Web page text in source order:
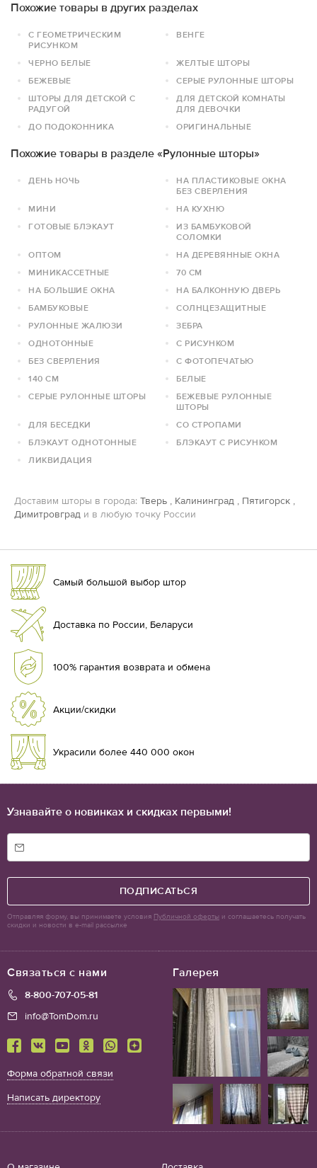
Похожие товары в других разделах
С ГЕОМЕТРИЧЕСКИМ
РИСУНКОМ
ВЕНГЕ
ЧЕРНО БЕЛЫЕ
ЖЕЛТЫЕ ШТОРЫ
БЕЖЕВЫЕ
СЕРЫЕ РУЛОННЫЕ ШТОРЫ
ШТОРЫ ДЛЯ ДЕТСКОЙ С
РАДУГОЙ
ДЛЯ ДЕТСКОЙ КОМНАТЫ
ДЛЯ ДЕВОЧКИ
ДО ПОДОКОННИКА
ОРИГИНАЛЬНЫЕ
Похожие товары в разделе «Рулонные шторы»
ДЕНЬ НОЧЬ
НА ПЛАСТИКОВЫЕ ОКНА
БЕЗ СВЕРЛЕНИЯ
МИНИ
НА КУХНЮ
ГОТОВЫЕ БЛЭКАУТ
ИЗ БАМБУКОВОЙ
СОЛОМКИ
ОПТОМ
НА ДЕРЕВЯННЫЕ ОКНА
МИНИКАССЕТНЫЕ
70 СМ
НА БОЛЬШИЕ ОКНА
НА БАЛКОННУЮ ДВЕРЬ
БАМБУКОВЫЕ
СОЛНЦЕЗАЩИТНЫЕ
РУЛОННЫЕ ЖАЛЮЗИ
ЗЕБРА
ОДНОТОННЫЕ
С РИСУНКОМ
БЕЗ СВЕРЛЕНИЯ
С ФОТОПЕЧАТЬЮ
140 СМ
БЕЛЫЕ
СЕРЫЕ РУЛОННЫЕ ШТОРЫ
БЕЖЕВЫЕ РУЛОННЫЕ
ШТОРЫ
ДЛЯ БЕСЕДКИ
СО СТРОПАМИ
БЛЭКАУТ ОДНОТОННЫЕ
БЛЭКАУТ С РИСУНКОМ
ЛИКВИДАЦИЯ
Доставим шторы в города: Тверь , Калининград , Пятигорск ,
Димитровград и в любую точку России
Самый большой выбор штор
Доставка по России, Беларуси
100% гарантия возврата и обмена
Акции/скидки
Украсили более 440 000 окон
Галерея
Связаться с нами
8-800-707-05-81
info@TomDom.ru
Форма обратной связи
Написать директору
Узнавайте о новинках и скидках первыми!
ПОДПИСАТЬСЯ
Отправляя форму, вы принимаете условия Публичной оферты и соглашаетесь получать
скидки и новости в e-mail рассылке